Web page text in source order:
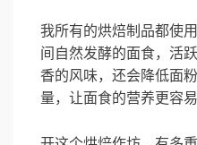
我所有的烘焙制品都使
间自然发酵的面食，活
香的风味，还会降低面
量，让面食的营养更容